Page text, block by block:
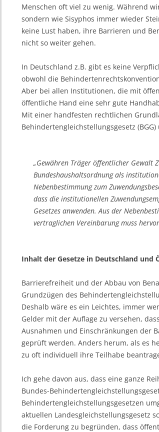
Menschen oft viel zu wenig. Während
sondern wie Sisyphos immer wieder
keine Lust haben, ihre Barrieren und
nicht so weiter gehen.
In Deutschland z.B. gibt es keine
obwohl die
Aber bei allen Institutionen, die mit
öffentliche Hand eine sehr gute
Mit einer handfesten rechtlichen
Behindertengleichstellungsgesetz
„Gewähren Träger öffentlicher Gewalt
Bundeshaushaltsordnung als
Nebenbestimmung zum
dass die institutionellen
Gesetzes anwenden. Aus der
vertraglichen Vereinbarung muss
Inhalt der Gesetze in Deutschland und
Barrierefreiheit und der Abbau von
Grundzügen des
Deshalb wäre es ein Leichtes, immer
Gelder mit der Auflage zu versehen,
Ausnahmen und Einschränkungen der
geprüft werden. Anders herum, als es
zu oft individuell ihre Teilhabe
Ich gehe davon aus, dass eine ganze
Bundes-
Behindertengleichstellungsgesetzen
aktuellen Landesgleichstellungsgesetz
die Forderung zu begründen, dass